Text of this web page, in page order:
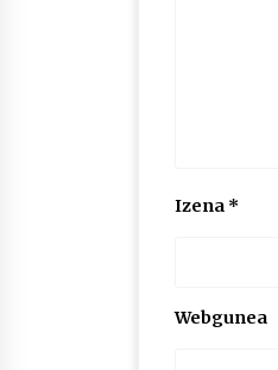
Izena *
Webgunea